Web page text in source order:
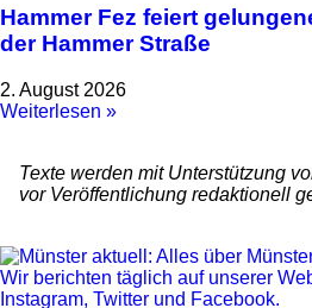
Hammer Fez feiert
der Hammer Straße
2. August 2026
Weiterlesen »
Texte werden mit Unterstützung
vor Veröffentlichung redaktionell